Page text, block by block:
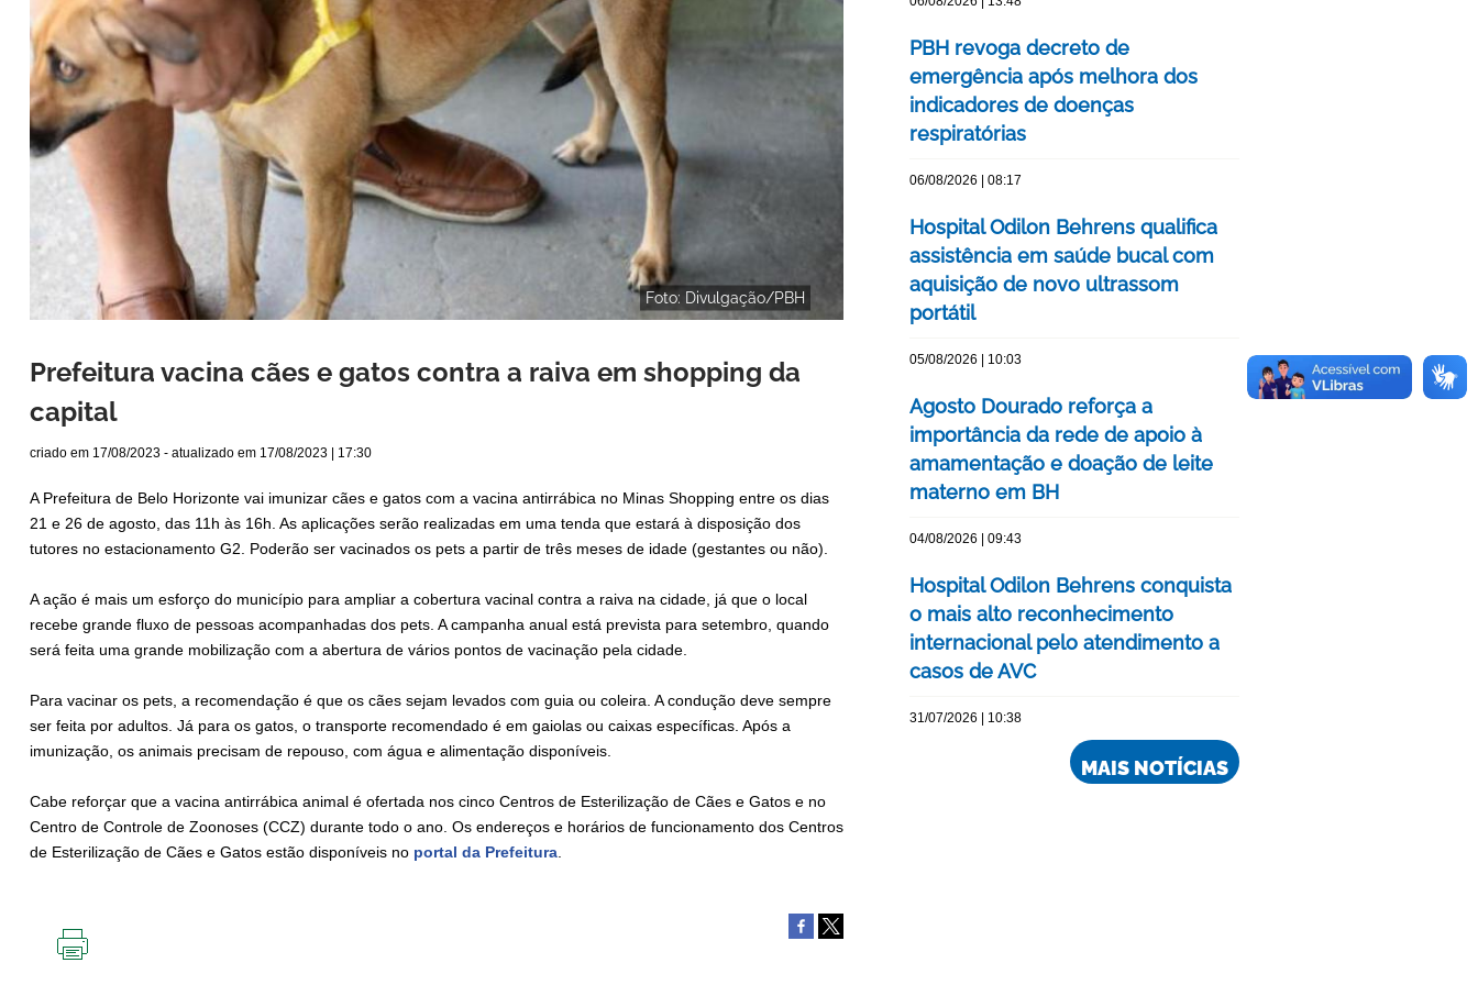
Foto: Divulgação/PBH
Prefeitura vacina cães e gatos contra a raiva em shopping da
capital
criado em 17/08/2023 - atualizado em 17/08/2023 | 17:30
A Prefeitura de Belo Horizonte vai imunizar cães e gatos com a vacina antirrábica no Minas Shopping entre os dias
21 e 26 de agosto, das 11h às 16h. As aplicações serão realizadas em uma tenda que estará à disposição dos
tutores no estacionamento G2. Poderão ser vacinados os pets a partir de três meses de idade (gestantes ou não).
A ação é mais um esforço do município para ampliar a cobertura vacinal contra a raiva na cidade, já que o local
recebe grande fluxo de pessoas acompanhadas dos pets. A campanha anual está prevista para setembro, quando
será feita uma grande mobilização com a abertura de vários pontos de vacinação pela cidade.
Para vacinar os pets, a recomendação é que os cães sejam levados com guia ou coleira. A condução deve sempre
ser feita por adultos. Já para os gatos, o transporte recomendado é em gaiolas ou caixas específicas. Após a
imunização, os animais precisam de repouso, com água e alimentação disponíveis.
Cabe reforçar que a vacina antirrábica animal é ofertada nos cinco Centros de Esterilização de Cães e Gatos e no
Centro de Controle de Zoonoses (CCZ) durante todo o ano. Os endereços e horários de funcionamento dos Centros
de Esterilização de Cães e Gatos estão disponíveis no portal da Prefeitura.
PBH revoga decreto de
emergência após melhora dos
indicadores de doenças
respiratórias
06/08/2026 | 08:17
Hospital Odilon Behrens qualifica
assistência em saúde bucal com
aquisição de novo ultrassom
portátil
05/08/2026 | 10:03
Agosto Dourado reforça a
importância da rede de apoio à
amamentação e doação de leite
materno em BH
04/08/2026 | 09:43
Hospital Odilon Behrens conquista
o mais alto reconhecimento
internacional pelo atendimento a
casos de AVC
31/07/2026 | 10:38
MAIS NOTÍCIAS